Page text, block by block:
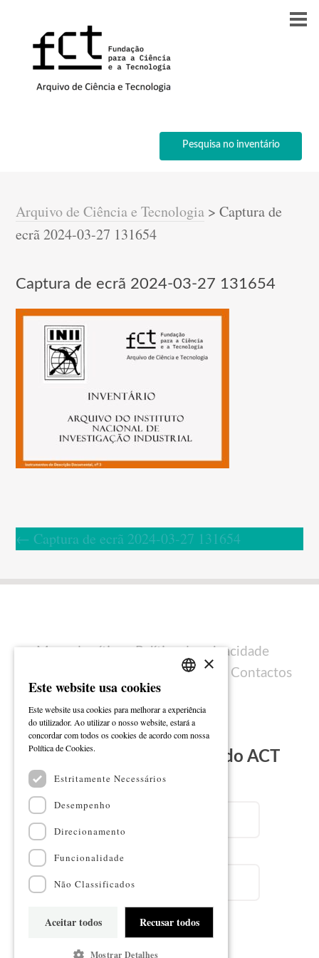
Pesquisa no inventário
Arquivo de Ciência e Tecnologia >Captura de
ecrã 2024-03-27 131654
Captura de ecrã 2024-03-27 131654
← Captura de ecrã 2024-03-27 131654
Mapa do sítio
Política de privacidade
Ficha técnica Contactos
Subscreva a Newsletter do ACT
Subscrever
ENGLISH
×
Este website usa cookies
Este website usa cookies para melhorar a experiência
do utilizador. Ao utilizar o nosso website, estará a
concordar com todos os cookies de acordo com nossa
Política de Cookies.
Estritamente Necessários
Desempenho
Direcionamento
Funcionalidade
Não Classificados
Aceitar todos Recusar todos
Mostrar Detalhes